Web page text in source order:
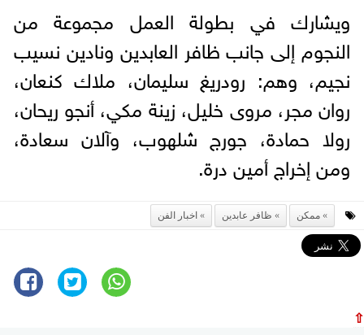
ويشارك في بطولة العمل مجموعة من
النجوم إلى جانب ظافر العابدين ونادين نسيب
نجيم، وهم: رودريغ سليمان، ملاك كنعان،
روان مجر، مروى خليل، زينة مكي، أنجو ريحان،
رولا حمادة، جورج شلهوب، وآلان سعادة،
ومن إخراج أمين درة.
ممكن ظافر عابدين اخبار الفن
⇧